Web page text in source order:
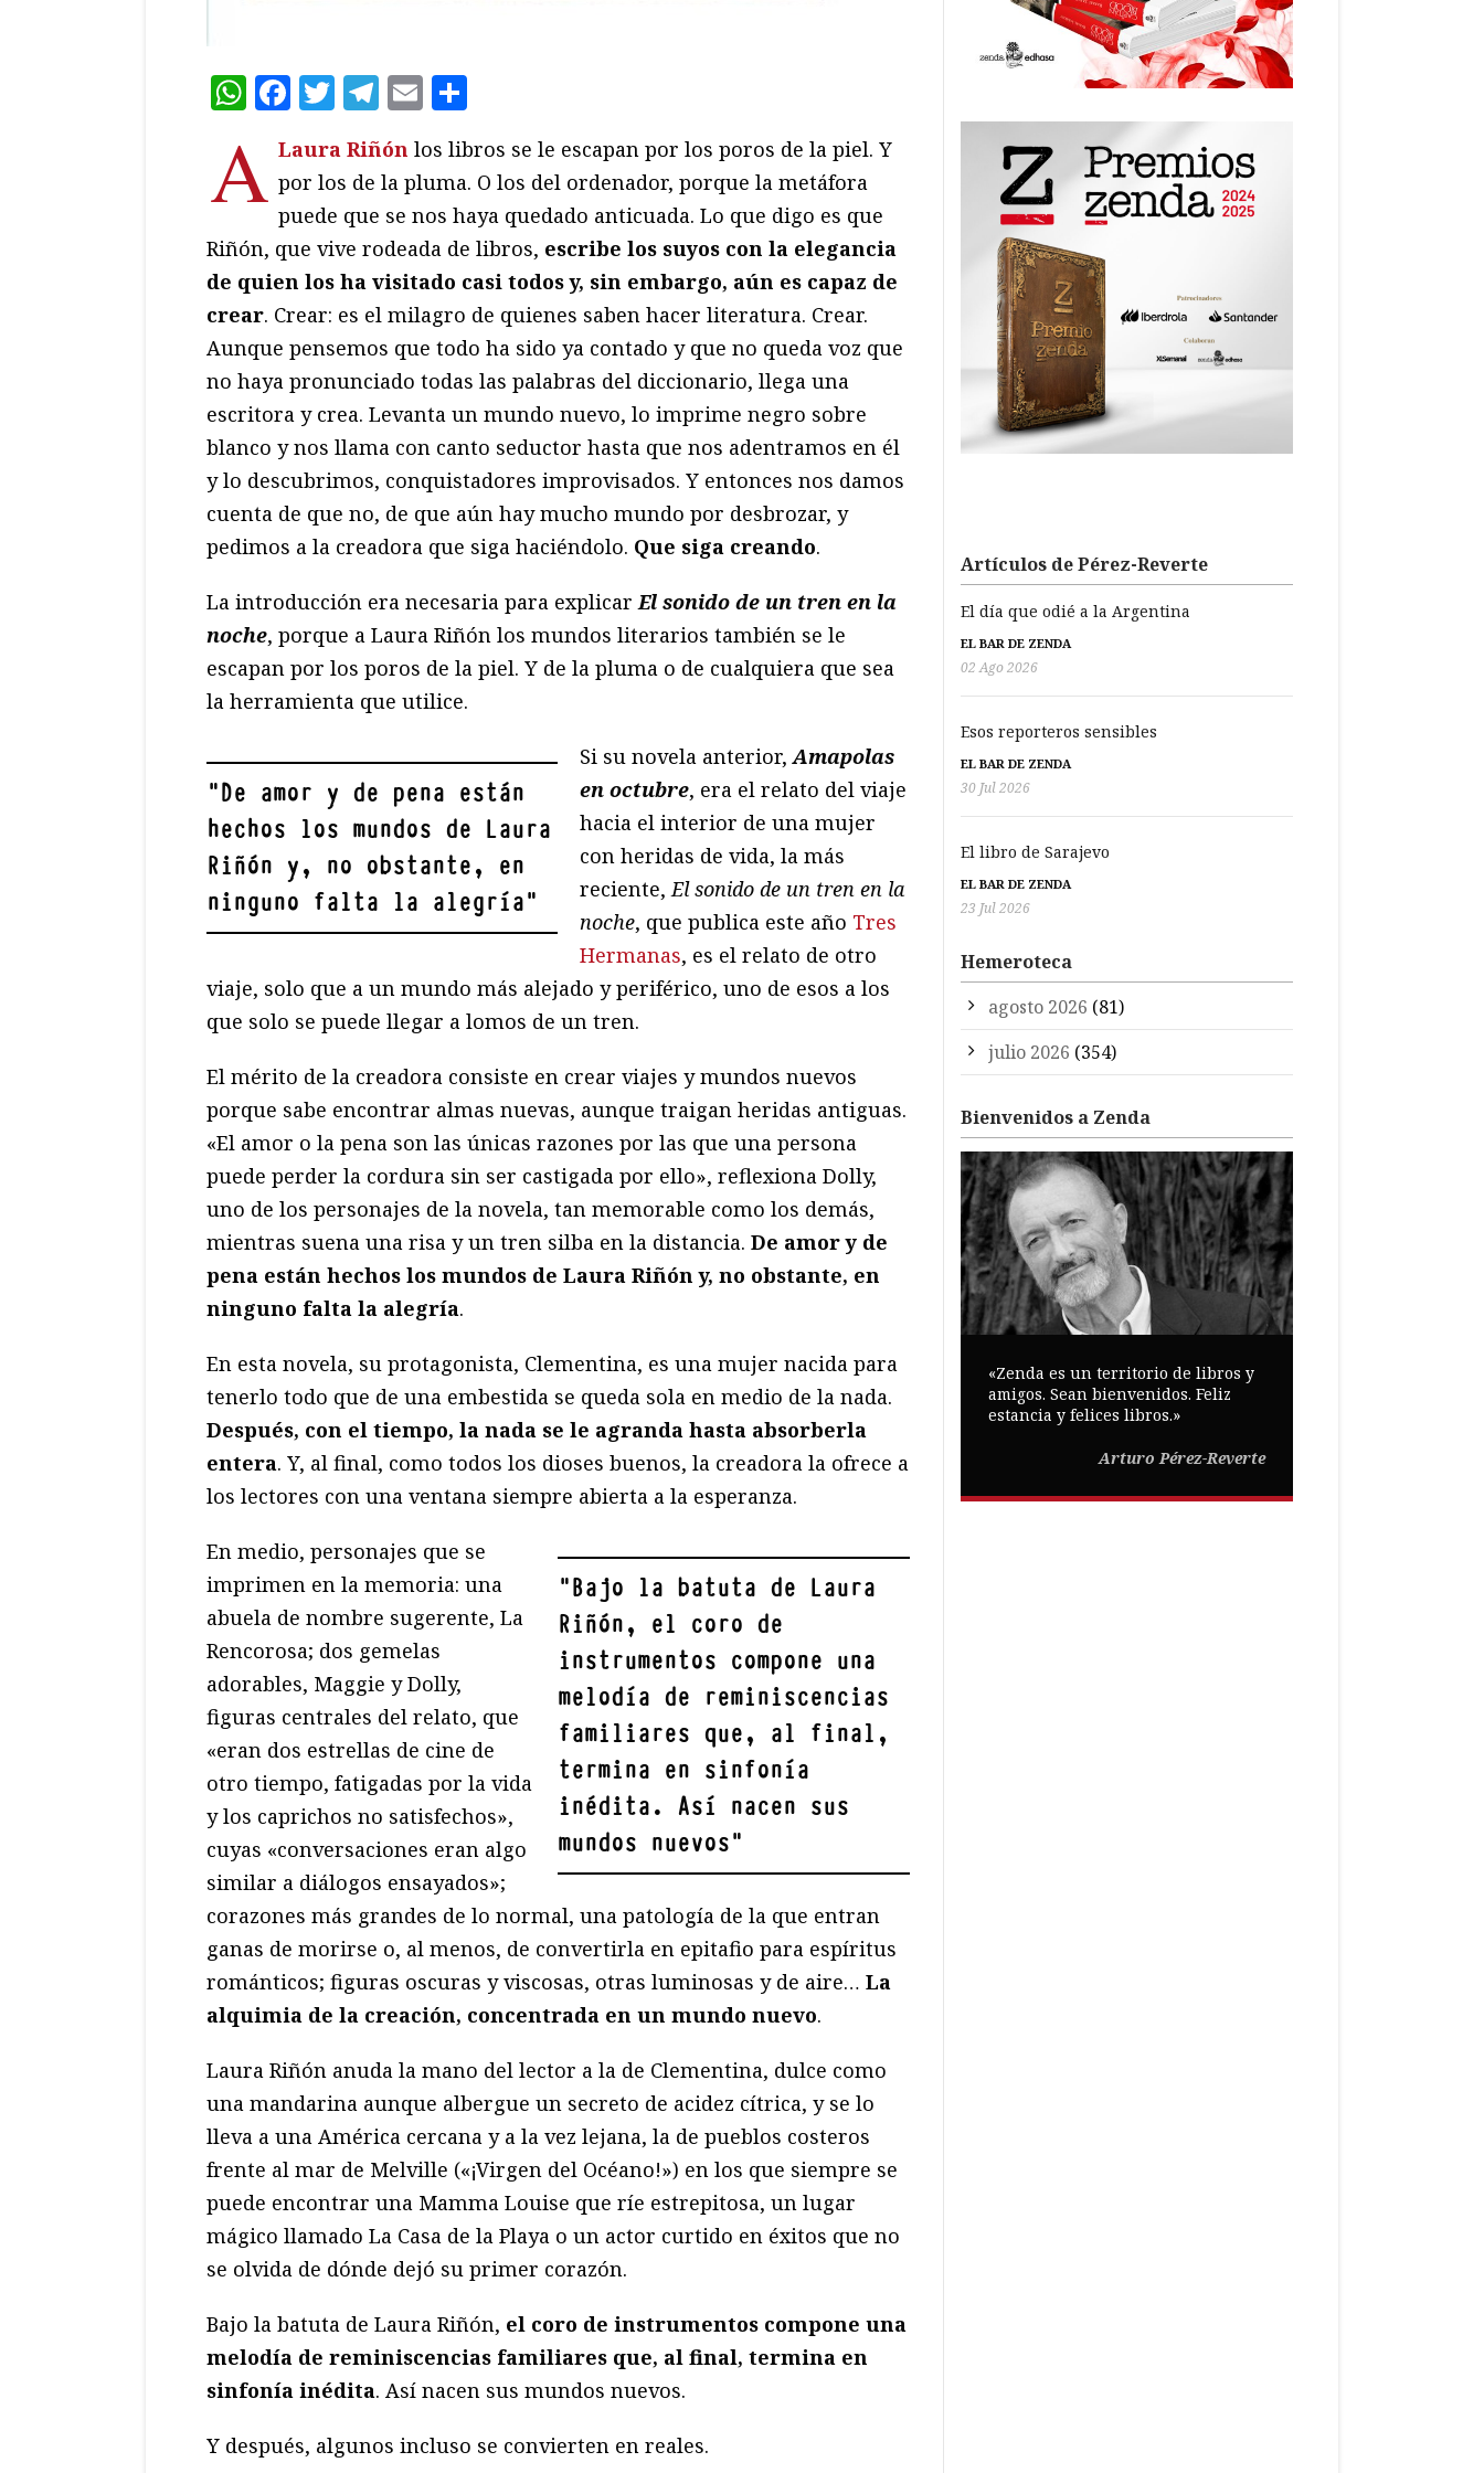
WhatsApp
Facebook
Twitter
Telegram
Email
A Laura Riñón los libros se le escapan por los poros de la piel. Y
por los de la pluma. O los del ordenador, porque la metáfora
puede que se nos haya quedado anticuada. Lo que digo es que
Riñón, que vive rodeada de libros, escribe los suyos con la elegancia
de quien los ha visitado casi todos y, sin embargo, aún es capaz de
crear. Crear: es el milagro de quienes saben hacer literatura. Crear.
Aunque pensemos que todo ha sido ya contado y que no queda voz que
no haya pronunciado todas las palabras del diccionario, llega una
escritora y crea. Levanta un mundo nuevo, lo imprime negro sobre
blanco y nos llama con canto seductor hasta que nos adentramos en él
y lo descubrimos, conquistadores improvisados. Y entonces nos damos
cuenta de que no, de que aún hay mucho mundo por desbrozar, y
pedimos a la creadora que siga haciéndolo. Que siga creando.
La introducción era necesaria para explicarEl sonido de un tren en la
noche, porque a Laura Riñón los mundos literarios también se le
escapan por los poros de la piel. Y de la pluma o de cualquiera que sea
la herramienta que utilice.
"De amor y de pena están
hechos los mundos de Laura
Riñón y, no obstante, en
ninguno falta la alegría"
Si su novela anterior,Amapolas
en octubre, era el relato del viaje
hacia el interior de una mujer
con heridas de vida, la más
reciente,El sonido de un tren en la
noche, que publica este año Tres
Hermanas, es el relato de otro
viaje, solo que a un mundo más alejado y periférico, uno de esos a los
que solo se puede llegar a lomos de un tren.
El mérito de la creadora consiste en crear viajes y mundos nuevos
porque sabe encontrar almas nuevas, aunque traigan heridas antiguas.
«El amor o la pena son las únicas razones por las que una persona
puede perder la cordura sin ser castigada por ello», reflexiona Dolly,
uno de los personajes de la novela, tan memorable como los demás,
mientras suena una risa y un tren silba en la distancia. De amor y de
pena están hechos los mundos de Laura Riñón y, no obstante, en
ninguno falta la alegría.
En esta novela, su protagonista, Clementina, es una mujer nacida para
tenerlo todo que de una embestida se queda sola en medio de la nada.
Después, con el tiempo, la nada se le agranda hasta absorberla
entera. Y, al final, como todos los dioses buenos, la creadora la ofrece a
los lectores con una ventana siempre abierta a la esperanza.
"Bajo la batuta de Laura
Riñón, el coro de
instrumentos compone una
melodía de reminiscencias
familiares que, al final,
termina en sinfonía
inédita. Así nacen sus
mundos nuevos"
En medio, personajes que se
imprimen en la memoria: una
abuela de nombre sugerente, La
Rencorosa; dos gemelas
adorables, Maggie y Dolly,
figuras centrales del relato, que
«eran dos estrellas de cine de
otro tiempo, fatigadas por la vida
y los caprichos no satisfechos»,
cuyas «conversaciones eran algo
similar a diálogos ensayados»;
corazones más grandes de lo normal, una patología de la que entran
ganas de morirse o, al menos, de convertirla en epitafio para espíritus
románticos; figuras oscuras y viscosas, otras luminosas y de aire… La
alquimia de la creación, concentrada en un mundo nuevo.
Laura Riñón anuda la mano del lector a la de Clementina, dulce como
una mandarina aunque albergue un secreto de acidez cítrica, y se lo
lleva a una América cercana y a la vez lejana, la de pueblos costeros
frente al mar de Melville («¡Virgen del Océano!») en los que siempre se
puede encontrar una Mamma Louise que ríe estrepitosa, un lugar
mágico llamado La Casa de la Playa o un actor curtido en éxitos que no
se olvida de dónde dejó su primer corazón.
Bajo la batuta de Laura Riñón, el coro de instrumentos compone una
melodía de reminiscencias familiares que, al final, termina en
sinfonía inédita. Así nacen sus mundos nuevos.
Y después, algunos incluso se convierten en reales.
Artículos de Pérez-Reverte
El día que odié a la Argentina
EL BAR DE ZENDA
02 Ago 2026
Esos reporteros sensibles
EL BAR DE ZENDA
30 Jul 2026
El libro de Sarajevo
EL BAR DE ZENDA
23 Jul 2026
Hemeroteca
agosto 2026 (81)
julio 2026 (354)
Bienvenidos a Zenda
«Zenda es un territorio de libros y
amigos. Sean bienvenidos. Feliz
estancia y felices libros.»
Arturo Pérez-Reverte